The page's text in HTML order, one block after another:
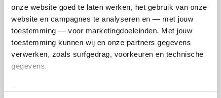
onze website goed te laten werken, het gebruik van onze
website en campagnes te analyseren en — met jouw
toestemming — voor marketingdoeleinden. Met jouw
toestemming kunnen wij en onze partners gegevens
verwerken, zoals surfgedrag, voorkeuren en technische
gegevens.